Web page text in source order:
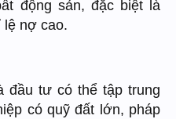
động sản, đặc biệt là
lệ nợ cao.
đầu tư có thể tập trung
có quỹ đất lớn, pháp